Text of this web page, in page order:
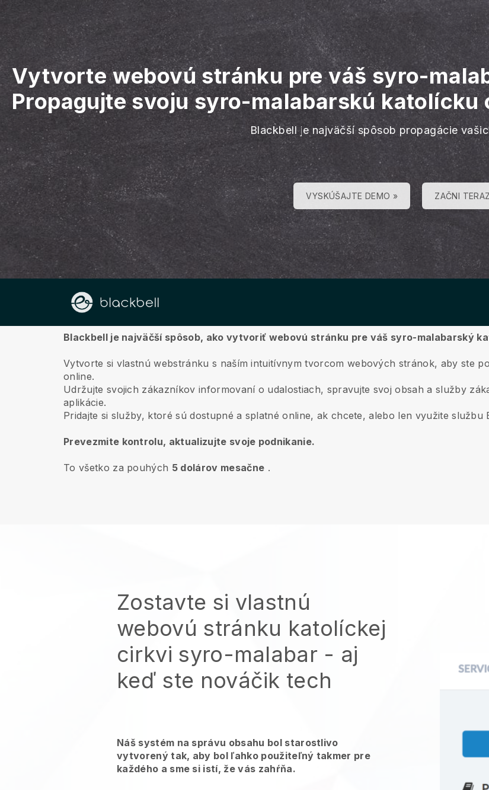
Vytvorte webovú stránku pre váš syro-
Propagujte svoju syro-malabarskú katolícku
Blackbell je najväčší spôsob propagácie
VYSKÚŠAJTE DEMO » ZAČNI TERAZ
O nás
Blackbell je najväčší spôsob, ako vytvoriť webovú stránku pre váš syro-malabarský
Vytvorte si vlastnú webstránku s naším intuitívnym tvorcom webových stránok, aby ste
online.
Udržujte svojich zákazníkov informovaní o udalostiach, spravujte svoj obsah a služby
aplikácie.
Pridajte si služby, ktoré sú dostupné a splatné online, ak chcete, alebo len využite službu
Prevezmite kontrolu, aktualizujte svoje podnikanie.
To všetko za pouhých 5 dolárov mesačne .
Zostavte si vlastnú
webovú stránku katolíckej
cirkvi syro-malabar - aj
keď ste nováčik tech
Náš systém na správu obsahu bol starostlivo
vytvorený tak, aby bol ľahko použiteľný takmer pre
každého a sme si istí, že vás zahŕňa.